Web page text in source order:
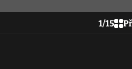
1/15